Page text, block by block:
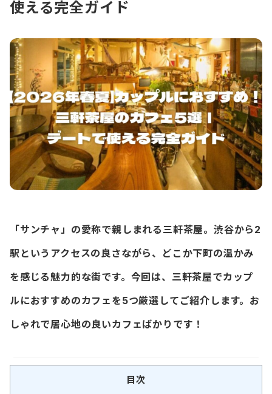
使える完全ガイド
「サンチャ」の愛称で親しまれる三軒茶屋。渋谷から2
駅というアクセスの良さながら、どこか下町の温かみ
を感じる魅力的な街です。今回は、三軒茶屋でカップ
ルにおすすめのカフェを5つ厳選してご紹介します。お
しゃれで居心地の良いカフェばかりです！
目次